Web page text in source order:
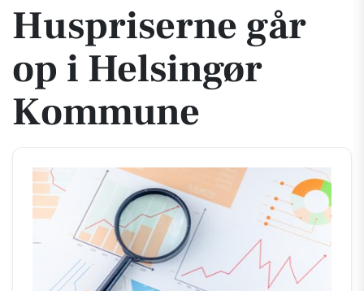
Huspriserne går
op i Helsingør
Kommune